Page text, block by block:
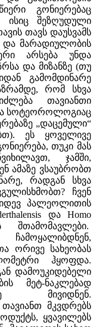
გონიერებაც
ისიც შეზღუდული
თავს დაუსვამს
და მარადიულობის
არსება უნდა
და მიზანზე (თუ
გამომდინარე
რომ სხვა
თავიანთი
სოტეოროლოგიაც
„დაცემული“
ეს ყოველივე
თუკი მას
ჯამში,
ამაზე ვსაუბრობთ
რადგან სხვა
ჩვენ
პალეოლითის
და Homo
შთამომავლები.
ორივე სახეობას
ჰყოფდა.
დამოუკიდებელი
მეტ-ნაკლებად
მივიდნენ.
მკვდრებს
ყვავილებს